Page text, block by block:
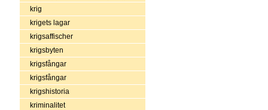
krig
krigets lagar
krigsaffischer
krigsbyten
krigsfångar
krigsfångar
krigshistoria
kriminalitet